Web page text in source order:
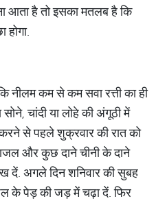
आता है तो इसका मतलब है कि
कम से कम सवा रत्ती का ही
चांदी या लोहे की अंगूठी में
से पहले शुक्रवार की रात को
और कुछ दाने चीनी के दाने
दें. अगले दिन शनिवार की सुबह
के पेड़ की जड़ में चढ़ा दें. फिर